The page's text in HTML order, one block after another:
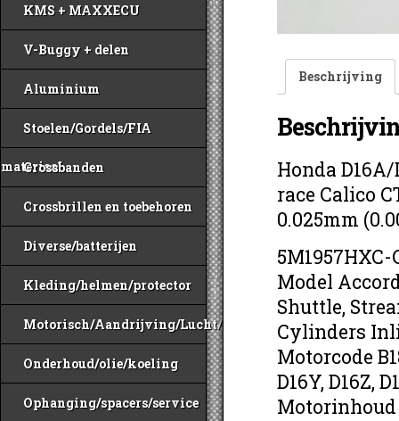
KMS + MAXXECU
V-Buggy + delen
Aluminium
Stoelen/Gordels/FIA
materiaal
Crossbanden
Crossbrillen en toebehoren
Diverse/batterijen
Kleding/helmen/protector
Motorisch/Aandrijving/Lucht/Benzine
Onderhoud/olie/koeling
Ophanging/spacers/service
Beschrijving
Honda
race Calico
0.025mm
5M1957HXC-
Model
Shuttle,
Cylinders
Motorcode
D16Y, D16Z,
Motorinhoud